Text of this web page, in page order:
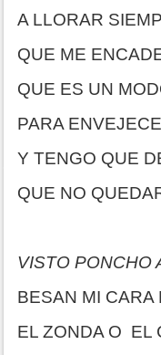
A LLORAR
QUE ME
QUE ES UN
PARA
Y TENGO QUE
QUE NO
VISTO PONCHO
BESAN MI CARA
EL ZONDA O EL